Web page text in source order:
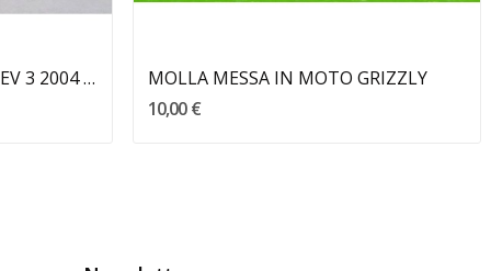
MOLLA MESSA IN MOTO REV 3 2004 BETA
Aggiungi Al Carrello
MOLLA MESSA IN MOTO GRIZZLY
10,00 €